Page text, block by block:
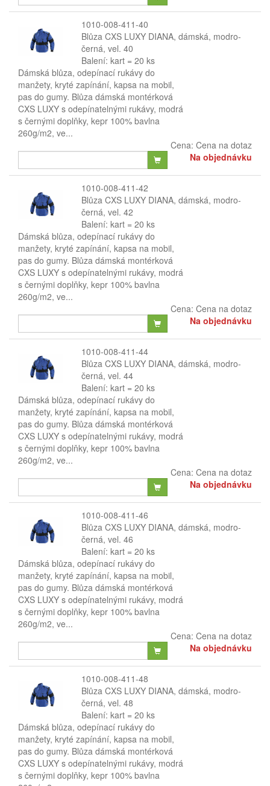
1010-008-411-40
Blůza CXS LUXY DIANA, dámská, modro-
černá, vel. 40
Balení: kart = 20 ks
Dámská blůza, odepínací rukávy do
manžety, kryté zapínání, kapsa na mobil,
pas do gumy. Blůza dámská montérková
CXS LUXY s odepínatelnými rukávy, modrá
s černými doplňky, kepr 100% bavlna
260g/m2, ve...
Cena: Cena na dotaz
Na objednávku
1010-008-411-42
Blůza CXS LUXY DIANA, dámská, modro-
černá, vel. 42
Balení: kart = 20 ks
Dámská blůza, odepínací rukávy do
manžety, kryté zapínání, kapsa na mobil,
pas do gumy. Blůza dámská montérková
CXS LUXY s odepínatelnými rukávy, modrá
s černými doplňky, kepr 100% bavlna
260g/m2, ve...
Cena: Cena na dotaz
Na objednávku
1010-008-411-44
Blůza CXS LUXY DIANA, dámská, modro-
černá, vel. 44
Balení: kart = 20 ks
Dámská blůza, odepínací rukávy do
manžety, kryté zapínání, kapsa na mobil,
pas do gumy. Blůza dámská montérková
CXS LUXY s odepínatelnými rukávy, modrá
s černými doplňky, kepr 100% bavlna
260g/m2, ve...
Cena: Cena na dotaz
Na objednávku
1010-008-411-46
Blůza CXS LUXY DIANA, dámská, modro-
černá, vel. 46
Balení: kart = 20 ks
Dámská blůza, odepínací rukávy do
manžety, kryté zapínání, kapsa na mobil,
pas do gumy. Blůza dámská montérková
CXS LUXY s odepínatelnými rukávy, modrá
s černými doplňky, kepr 100% bavlna
260g/m2, ve...
Cena: Cena na dotaz
Na objednávku
1010-008-411-48
Blůza CXS LUXY DIANA, dámská, modro-
černá, vel. 48
Balení: kart = 20 ks
Dámská blůza, odepínací rukávy do
manžety, kryté zapínání, kapsa na mobil,
pas do gumy. Blůza dámská montérková
CXS LUXY s odepínatelnými rukávy, modrá
s černými doplňky, kepr 100% bavlna